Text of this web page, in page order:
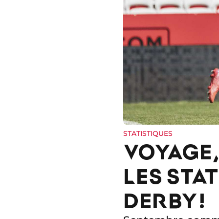
STATISTIQUES
LES
DERBY !